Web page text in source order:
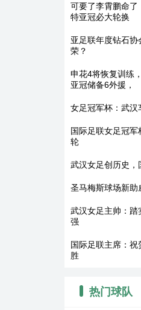
可要了李霄鹏命
特亚冠必大轮换
亚足联年度钻石
荣？
申花4将恢复训练
亚冠储备6外援，
女足冠军杯：武汉
国际足联女足冠
轮
武汉女足创历史，
圣马梅斯球场新助
武汉女足主帅：踏
强
国际足联主席：
胜
热门球队